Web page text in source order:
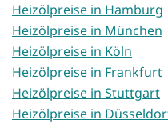
Heizölpreise in Hamburg
Heizölpreise in München
Heizölpreise in Köln
Heizölpreise in Frankfurt
Heizölpreise in Stuttgart
Heizölpreise in